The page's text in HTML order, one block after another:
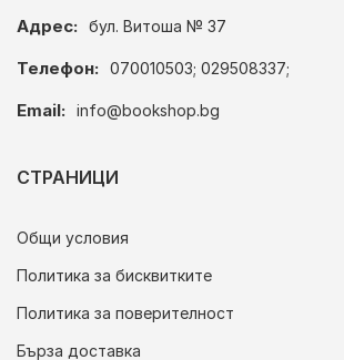
Адрес: бул. Витоша № 37
Телефон: 070010503; 029508337;
Email: info@bookshop.bg
СТРАНИЦИ
Общи условия
Политика за бисквитките
Политика за поверителност
Бърза доставка